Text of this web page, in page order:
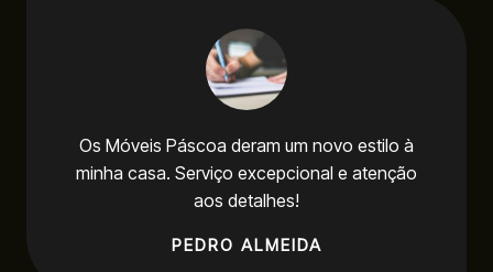
Os Móveis Páscoa deram um novo estilo à
minha casa. Serviço excepcional e atenção
aos detalhes!
PEDRO ALMEIDA